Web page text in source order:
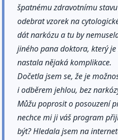
špatnému zdravotnímu
odebrat vzorek na
dát narkózu a tu by
jiného pana doktora, který je
nastala nějaká komplikace.
Dočetla jsem se, že je
i odběrem jehlou, bez
Můžu poprosit o posouzení
nechce mi ji váš program
být? Hledala jsem na